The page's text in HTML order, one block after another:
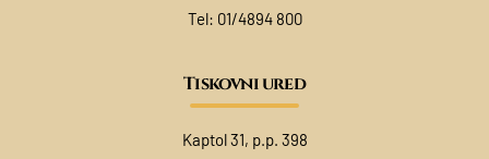
Tel: 01/4894 800
Tiskovni ured
Kaptol 31, p.p. 398